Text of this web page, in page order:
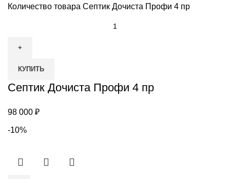
Количество товара Септик Дочиста Профи 4 пр
КУПИТЬ
Септик Дочиста Профи 4 пр
98 000 ₽
-10%